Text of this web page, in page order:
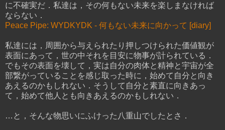
に不確実だ．私達は，その何もない未来を楽しまなければ
ならない．
Peace Pipe: WYDKYDK - 何もない未来に向かって [diary]
私達には，周囲から与えられたり押しつけられた価値観が
表面にあって，世の中それを目安に物事が計られている．
でもその表面を壊して，実は自分の肉体と精神と宇宙が全
部繋がっていることを感じ取った時に，始めて自分と向き
あえるのかもしれない．そうして自分と素直に向きあっ
て，始めて他人とも向きあえるのかもしれない．
…と，そんな物思いにふけった八重山でしたとさ．